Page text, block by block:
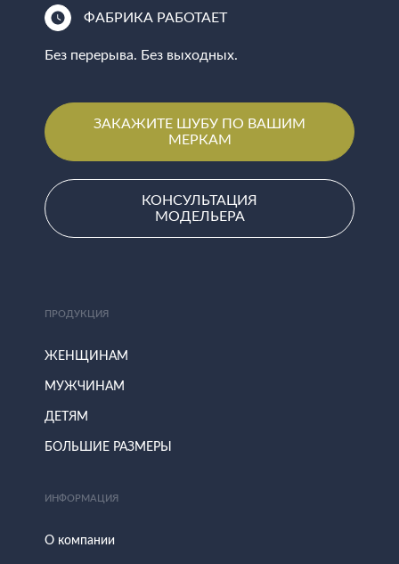
ФАБРИКА РАБОТАЕТ
Без перерыва. Без выходных.
ЗАКАЖИТЕ ШУБУ ПО ВАШИМ
МЕРКАМ
КОНСУЛЬТАЦИЯ
МОДЕЛЬЕРА
ПРОДУКЦИЯ
ЖЕНЩИНАМ
МУЖЧИНАМ
ДЕТЯМ
БОЛЬШИЕ РАЗМЕРЫ
ИНФОРМАЦИЯ
О компании